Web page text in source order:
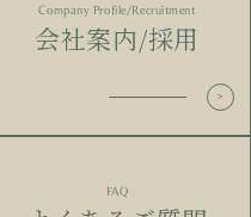
Company Profile/Recruitment
会社案内/採用
FAQ